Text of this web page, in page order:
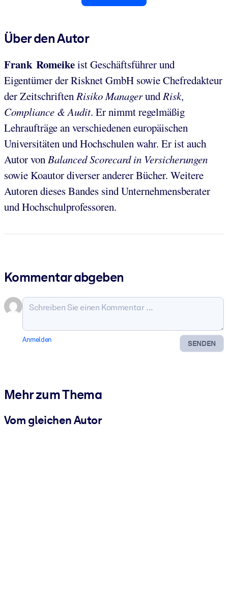
Über den Autor
Frank Romeikeist Geschäftsführer und
Eigentümer der Risknet GmbH sowie Chefredakteur
der ZeitschriftenRisiko ManagerundRisk,
Compliance & Audit. Er nimmt regelmäßig
Lehraufträge an verschiedenen europäischen
Universitäten und Hochschulen wahr. Er ist auch
Autor vonBalanced Scorecard in Versicherungen
sowie Koautor diverser anderer Bücher. Weitere
Autoren dieses Bandes sind Unternehmensberater
und Hochschulprofessoren.
Kommentar abgeben
SENDEN
Anmelden
Mehr zum Thema
Vom gleichen Autor